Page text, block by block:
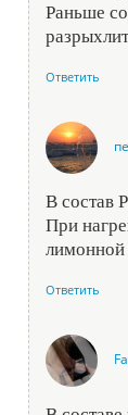
Раньше
Ответить
В состав
При
лимонной
Ответить